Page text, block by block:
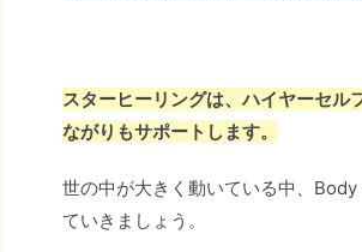
スターヒーリングは、ハイヤーセル
ながりもサポートします。
世の中が大きく動いている中、
ていきましょう。